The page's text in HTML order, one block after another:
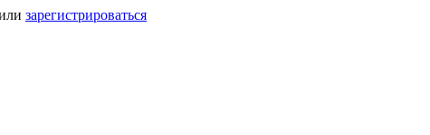
зарегистрироваться